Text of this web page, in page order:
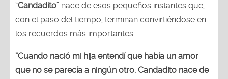
“Candadito” nace de esos pequeños instantes que,
con el paso del tiempo, terminan convirtiéndose en
los recuerdos más importantes.
“Cuando nació mi hija entendí que había un amor
que no se parecía a ningún otro. Candadito nace de